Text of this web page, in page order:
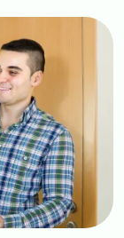
Image